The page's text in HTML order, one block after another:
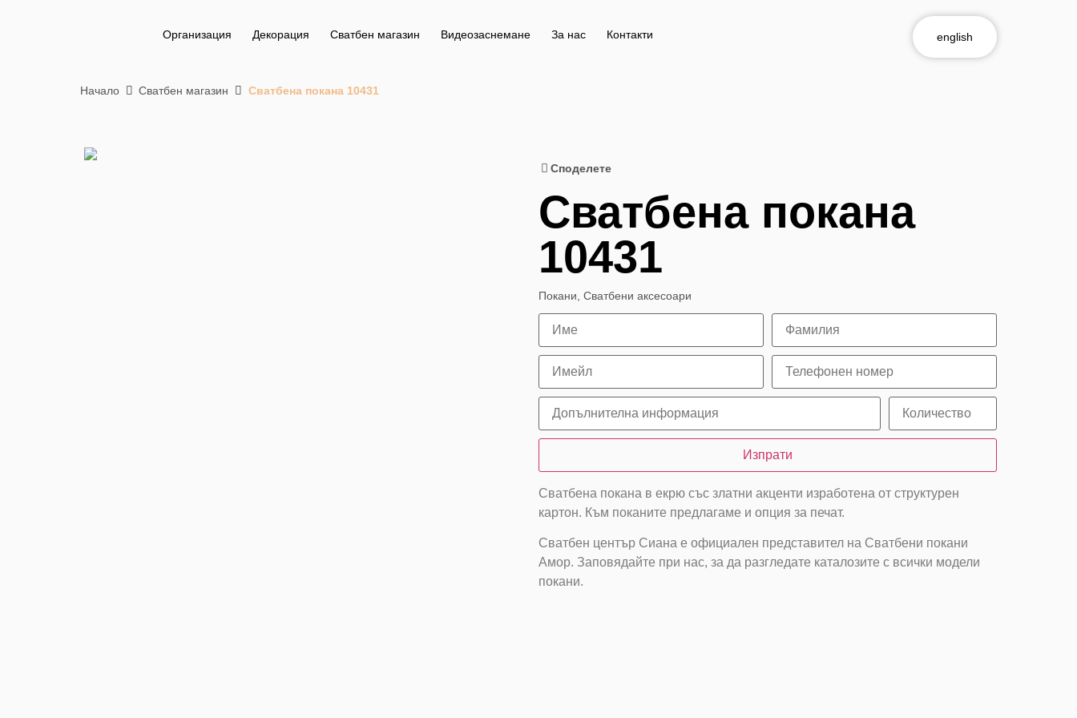
Организация Декорация Сватбен магазин Видеозаснемане За нас Контакти english
Начало Сватбен магазин Сватбена покана 10431
Споделете
Сватбена покана
10431
Покани Сватбени аксесоари
Изпрати
Сватбена покана в екрю със златни акценти изработена от структурен
картон. Към поканите предлагаме и опция за печат.
Сватбен център Сиана е официален представител на Сватбени покани
Амор. Заповядайте при нас, за да разгледате каталозите с всички модели
покани.